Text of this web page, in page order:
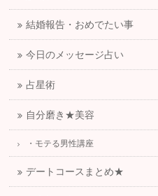
結婚報告・おめでたい事
今日のメッセージ占い
占星術
自分磨き★美容
・モテる男性講座
デートコースまとめ★